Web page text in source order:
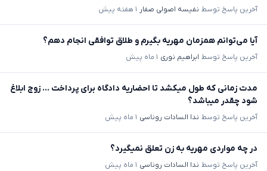
آخرین پاسخ توسط نفیسه اصولی صفار ۱ هفته پیش
آیا می‌توانم همزمان مهریه بگیرم و طلاق توافقی انجام دهم؟
آخرین پاسخ توسط ابراهیم نوری ۱ ماه پیش
مدت زمانی که طول میکشد تا احضاریه دادگاه برای پرداخت ... زوج ابلاغ
شود چقدر میباشد؟
آخرین پاسخ توسط ندا السادات روناسی ۱ ماه پیش
در چه مواردی مهریه به زن تعلق نمیگیرد؟
آخرین پاسخ توسط ندا السادات روناسی ۱ ماه پیش